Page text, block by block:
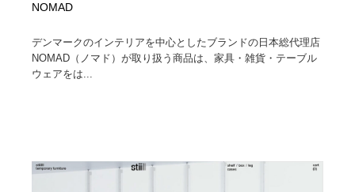
NOMAD
デンマークのインテリアを中心としたブランドの日本総代理店
NOMAD（ノマド）が取り扱う商品は、家具・雑貨・テーブル
ウェアをは...